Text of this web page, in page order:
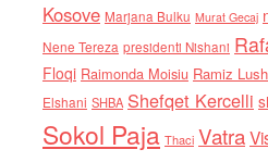
Kosove Marjana Bulku Murat Gecaj
Nene Tereza presidenti Nishani
Floqi Raimonda Moisiu Ramiz
Elshani SHBA Shefqet Kercelli
Sokol Paja Thaci Vatra